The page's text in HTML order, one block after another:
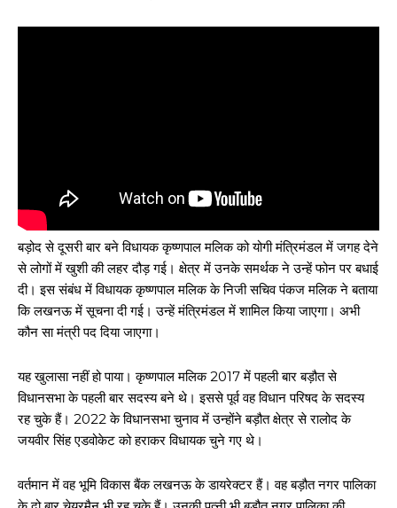
बड़ोद से दूसरी बार बने विधायक कृष्णपाल मलिक को योगी मंत्रिमंडल में जगह देने
से लोगों में खुशी की लहर दौड़ गई। क्षेत्र में उनके समर्थक ने उन्हें फोन पर बधाई
दी। इस संबंध में विधायक कृष्णपाल मलिक के निजी सचिव पंकज मलिक ने बताया
कि लखनऊ में सूचना दी गई। उन्हें मंत्रिमंडल में शामिल किया जाएगा। अभी
कौन सा मंत्री पद दिया जाएगा।
यह खुलासा नहीं हो पाया। कृष्णपाल मलिक 2017 में पहली बार बड़ौत से
विधानसभा के पहली बार सदस्य बने थे। इससे पूर्व वह विधान परिषद के सदस्य
रह चुके हैं। 2022 के विधानसभा चुनाव में उन्होंने बड़ौत क्षेत्र से रालोद के
जयवीर सिंह एडवोकेट को हराकर विधायक चुने गए थे।
वर्तमान में वह भूमि विकास बैंक लखनऊ के डायरेक्टर हैं। वह बड़ौत नगर पालिका